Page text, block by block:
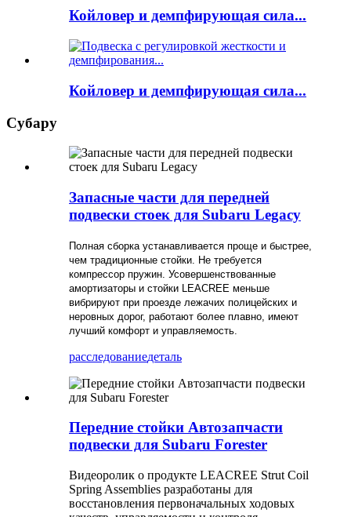
Койловер и демпфирующая сила...
Койловер и демпфирующая сила...
Субару
Запасные части для передней
подвески стоек для Subaru Legacy
Полная сборка устанавливается проще и быстрее,
чем традиционные стойки. Не требуется
компрессор пружин. Усовершенствованные
амортизаторы и стойки LEACREE меньше
вибрируют при проезде лежачих полицейских и
неровных дорог, работают более плавно, имеют
лучший комфорт и управляемость.
расследованиедеталь
Передние стойки Автозапчасти
подвески для Subaru Forester
Видеоролик о продукте LEACREE Strut Coil
Spring Assemblies разработаны для
восстановления первоначальных ходовых